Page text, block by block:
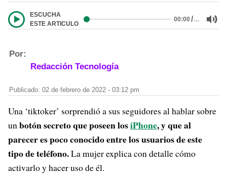
ESCUCHA
ESTE ARTICULO
00:00/…
Por:
Redacción Tecnología
Publicado: 02 de febrero de 2022 - 03:12 pm
Una ‘tiktoker’ sorprendió a sus seguidores al hablar sobre
unbotón secreto que poseen losiPhone, y que al
parecer es poco conocido entre los usuarios de este
tipo de teléfono.La mujer explica con detalle cómo
activarlo y hacer uso de él.